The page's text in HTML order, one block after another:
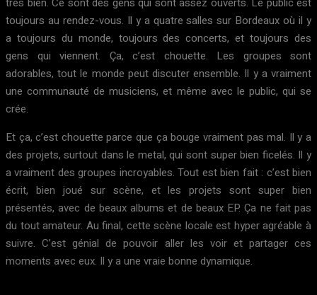
toujours au rendez-vous. Il y a quatre salles sur Bordeaux où il y
a toujours du monde, toujours des concerts, et toujours des
gens qui viennent. Ça, c’est chouette. Les groupes sont
adorables, tout le monde peut discuter ensemble. Il y a vraiment
une communauté de musiciens, et même avec le public, qui se
crée.
Et ça, c’est chouette parce que ça bouge vraiment pas mal. Il y a
des projets, surtout dans le metal, qui sont super bien ficelés. Il y
a vraiment des groupes incroyables. Tout est bien fait : c’est bien
écrit, bien joué sur scène, et les projets sont super bien
présentés, avec de beaux albums et de beaux EP. Ça ne fait pas
du tout amateur. Au final, cette scène locale est hyper agréable à
suivre. C’est génial de pouvoir aller les voir et partager ces
moments avec eux. Il y a une vraie bonne dynamique.